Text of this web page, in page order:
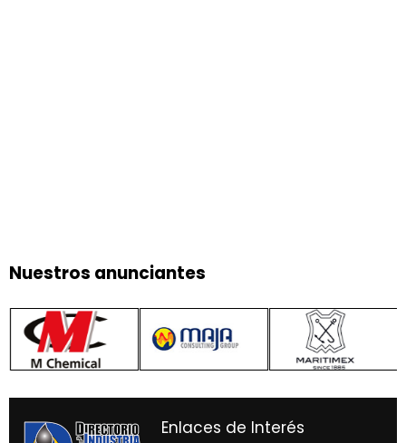
Nuestros anunciantes
Enlaces de Interés